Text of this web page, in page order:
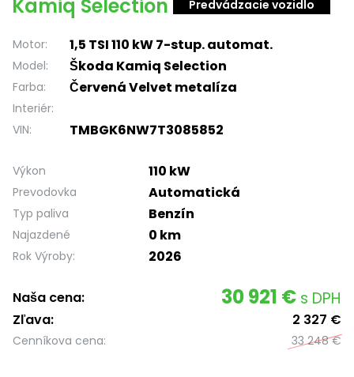
Kamiq Selection Predvádzacie vozidlo
Motor: 1,5 TSI 110 kW 7-stup. automat.
Model: Škoda Kamiq Selection
Farba: Červená Velvet metalíza
Interiér:
VIN:
TMBGK6NW7T3085852
Výkon 110 kW
Prevodovka Automatická
Typ paliva Benzín
Najazdené 0 km
Rok Výroby: 2026
Naša cena: 30 921 € s DPH
Zľava: 2 327 €
Cenníkova cena: 33 248 €